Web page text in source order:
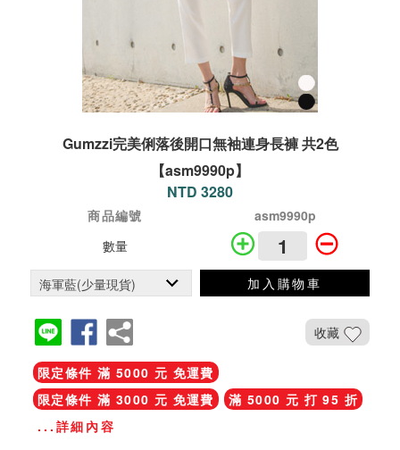
Gumzzi完美俐落後開口無袖連身長褲 共2色
【asm9990p】
NTD 3280
商品編號
asm9990p
數量
加入購物車
收藏
限定條件 滿 5000 元 免運費
限定條件 滿 3000 元 免運費
滿 5000 元 打 95 折
...詳細內容